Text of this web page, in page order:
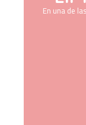
En una de